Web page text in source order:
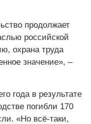
продолжает
российской
охрана труда
значение», –
года в результате
погибли 170
«Но всё-таки,